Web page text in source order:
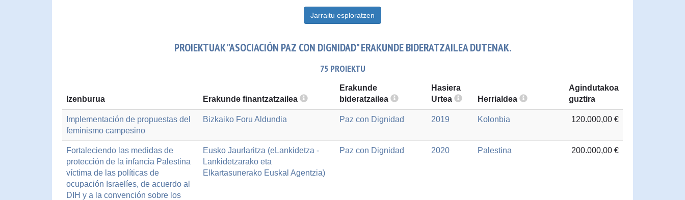
Jarraitu esploratzen
PROIEKTUAK "ASOCIACIÓN PAZ CON DIGNIDAD" ERAKUNDE BIDERATZAILEA DUTENAK.
75 PROIEKTU
Izenburua Erakunde finantzatzailea
Erakunde
bideratzailea
Hasiera
Urtea
Herrialdea
Agindutakoa
guztira
Implementación de propuestas del
feminismo campesino
Bizkaiko Foru Aldundia Paz con Dignidad 2019 Kolonbia 120.000,00 €
Fortaleciendo las medidas de
protección de la infancia Palestina
víctima de las políticas de
ocupación Israelíes, de acuerdo al
DIH y a la convención sobre los
Eusko Jaurlaritza (eLankidetza -
Lankidetzarako eta
Elkartasunerako Euskal Agentzia)
Paz con Dignidad 2020 Palestina 200.000,00 €